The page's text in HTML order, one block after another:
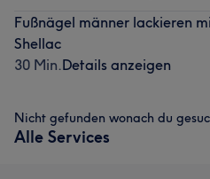
Fußnägel männer lackieren
Shellac
30 Min.Details anzeigen
Nicht gefunden wonach du
Alle Services